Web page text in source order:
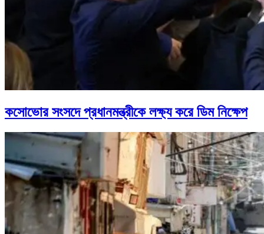
কসোভোর সংসদে প্রধানমন্ত্রীকে লক্ষ্য করে ডিম নিক্ষেপ